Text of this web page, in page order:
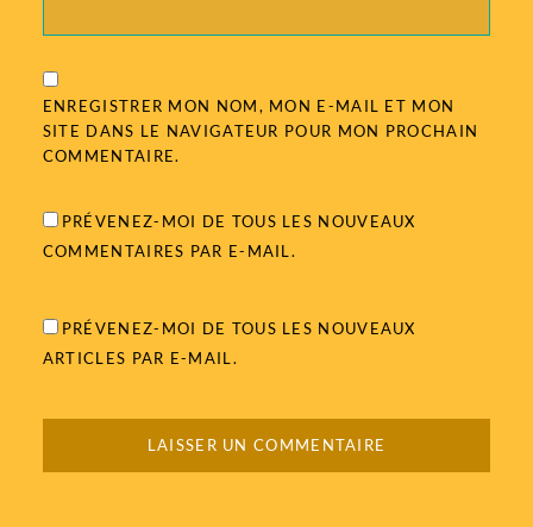
ENREGISTRER MON NOM, MON E-MAIL ET MON
SITE DANS LE NAVIGATEUR POUR MON PROCHAIN
COMMENTAIRE.
PRÉVENEZ-MOI DE TOUS LES NOUVEAUX
COMMENTAIRES PAR E-MAIL.
PRÉVENEZ-MOI DE TOUS LES NOUVEAUX
ARTICLES PAR E-MAIL.